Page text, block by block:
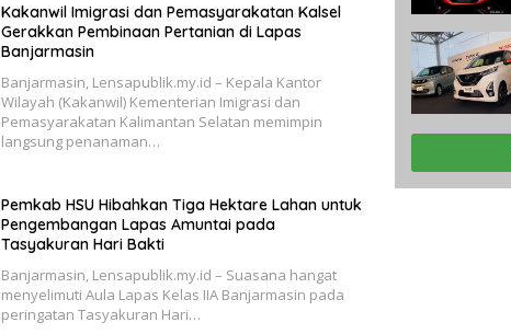
Kakanwil Imigrasi dan Pemasyarakatan Kalsel
Gerakkan Pembinaan Pertanian di Lapas
Banjarmasin
Banjarmasin, Lensapublik.my.id – Kepala Kantor
Wilayah (Kakanwil) Kementerian Imigrasi dan
Pemasyarakatan Kalimantan Selatan memimpin
langsung penanaman…
Pemkab HSU Hibahkan Tiga Hektare Lahan untuk
Pengembangan Lapas Amuntai pada
Tasyakuran Hari Bakti
Banjarmasin, Lensapublik.my.id – Suasana hangat
menyelimuti Aula Lapas Kelas IIA Banjarmasin pada
peringatan Tasyakuran Hari…